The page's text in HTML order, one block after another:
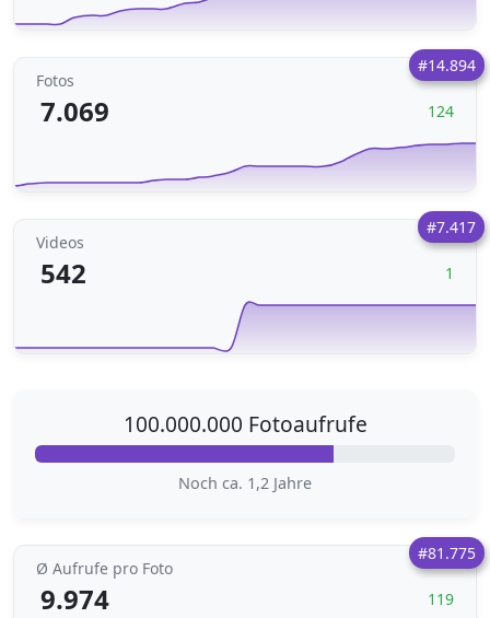
#14.894
Fotos
7.069 124
#7.417
Videos
542 1
100.000.000 Fotoaufrufe
Noch ca. 1,2 Jahre
#81.775
Ø Aufrufe pro Foto
9.974 119